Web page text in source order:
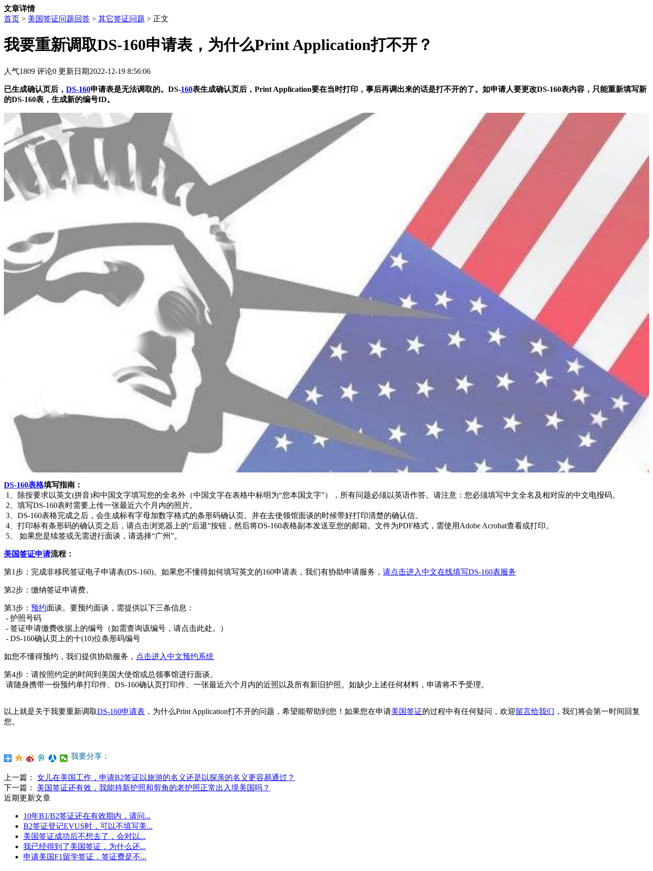
文章详情
首页 > 美国签证问题回答 > 其它签证问题 > 正文
我要重新调取DS-160申请表，为什么Print Application打不开？
人气1809 评论0 更新日期2022-12-19 8:56:06
已生成确认页后， DS-160申请表是无法调取的。DS-160表生成确认页后，Print Application要在当时打印，事后再调出来的话是打不开的了。如申请人要更改DS-160表内容，只能重新填写新
的DS-160表，生成新的编号ID。
DS-160表格填写指南：
1、除按要求以英文(拼音)和中国文字填写您的全名外（中国文字在表格中标明为“您本国文字”），所有问题必须以英语作答。请注意：您必须填写中文全名及相对应的中文电报码。
2、填写DS-160表时需要上传一张最近六个月内的照片。
3、DS-160表格完成之后，会生成标有字母加数字格式的条形码确认页。并在去使领馆面谈的时候带好打印清楚的确认信。
4、打印标有条形码的确认页之后，请点击浏览器上的“后退”按钮，然后将DS-160表格副本发送至您的邮箱。文件为PDF格式，需使用Adobe Acrobat查看或打印。
5、 如果您是续签或无需进行面谈，请选择“广州”。
美国签证申请流程：
第1步：完成非移民签证电子申请表(DS-160)。如果您不懂得如何填写英文的160申请表，我们有协助申请服务， 请点击进入中文在线填写DS-160表服务
第2步：缴纳签证申请费。
第3步： 预约面谈。要预约面谈，需提供以下三条信息：
- 护照号码
- 签证申请缴费收据上的编号（如需查询该编号，请点击此处。）
- DS-160确认页上的十(10)位条形码编号
如您不懂得预约，我们提供协助服务， 点击进入中文预约系统
第4步：请按照约定的时间到美国大使馆或总领事馆进行面谈。
请随身携带一份预约单打印件、DS-160确认页打印件、一张最近六个月内的近照以及所有新旧护照。如缺少上述任何材料，申请将不予受理。
以上就是关于我要重新调取DS-160申请表 ，为什么Print Application打不开的问题，希望能帮助到您！如果您在申请美国签证的过程中有任何疑问，欢迎留言给我们 ，我们将会第一时间回复
您。
我要分享：
上一篇： 女儿在美国工作，申请B2签证以旅游的名义还是以探亲的名义更容易通过？
下一篇： 美国签证还有效，我能持新护照和剪角的老护照正常出入境美国吗？
近期更新文章
10年B1/B2签证还在有效期内，请问...
B2签证登记EVUS时，可以不填写美...
美国签证成功后不想去了，会对以...
我已经得到了美国签证，为什么还...
申请美国F1留学签证，签证费是不...